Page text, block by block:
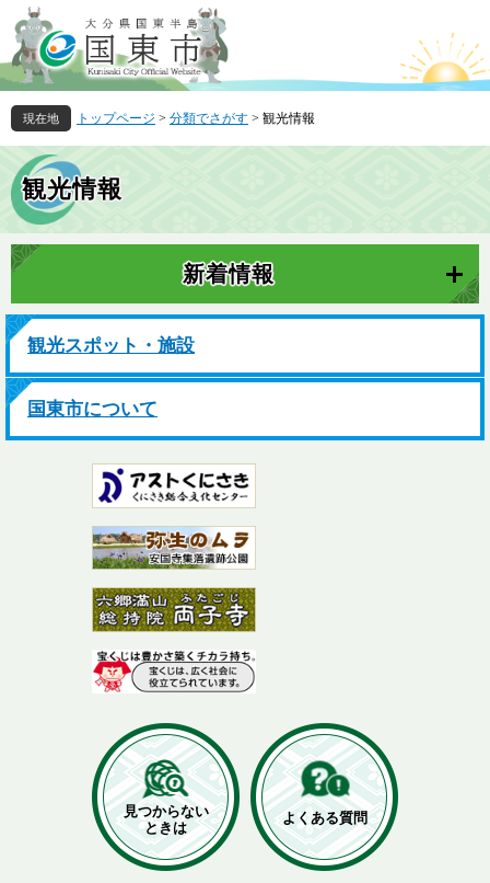
ー
ジ
の
先
頭
で
。
ニ
ュ
ー
を
飛
ば
て
文
へ
トップページ > 分類でさがす > 観光情報
文 観光情報
新着情報
観光スポット・施設
国東市について
見つからない
ときは
よくある質問